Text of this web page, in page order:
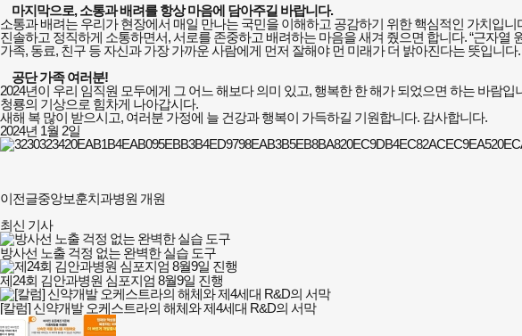
마지막으로,소통과 배려를 항상 마음에 담아주길 바랍니다.
소통과 배려는 우리가 현장에서 매일 만나는 국민을 이해하고 공감하기 위한 핵심적인 가치입니
진솔하고 정직하게 소통하면서,서로를 존중하고 배려하는 마음을 새겨 줬으면 합니다. “근자열
가족, 동료, 친구 등 자신과 가장 가까운 사람에게 먼저 잘해야 먼 미래가 더 밝아진다는 뜻입니다.
공단 가족 여러분!
2024년이 우리 임직원 모두에게 그 어느 해보다 의미 있고, 행복한 한 해가 되었으면 하는 바람입
청룡의 기상으로 힘차게 나아갑시다.
새해 복 많이 받으시고, 여러분 가정에 늘 건강과 행복이 가득하길 기원합니다. 감사합니다.
2024년 1월 2일
이전글중앙보훈치과병원 개원
최신 기사
방사선 노출 걱정 없는 완벽한 실습 도구
제24회 김안과병원 심포지엄 8월9일 진행
[칼럼] 신약개발 오케스트라의 해체와 제4세대 R&D의 서막